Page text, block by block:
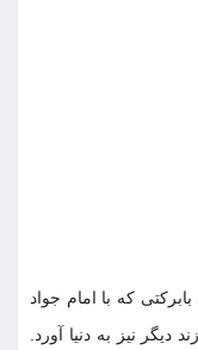
كه با امام جواد
نيز به دنيا آورد.